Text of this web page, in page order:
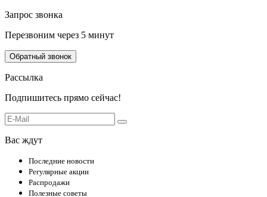
Запрос звонка
Перезвоним через 5 минут
Обратный звонок
Рассылка
Подпишитесь прямо сейчас!
Вас ждут
Последние новости
Регулярные акции
Распродажи
Полезные советы